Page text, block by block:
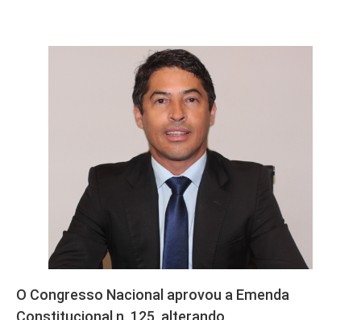
O Congresso Nacional aprovou a Emenda
Constitucional n. 125, alterando